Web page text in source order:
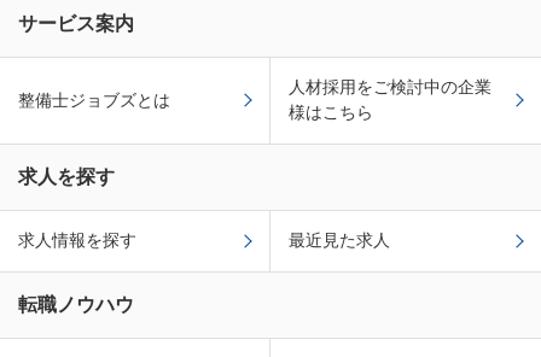
サービス案内
整備士ジョブズとは
人材採用をご検討中の企業
様はこちら
求人を探す
求人情報を探す 最近見た求人
転職ノウハウ